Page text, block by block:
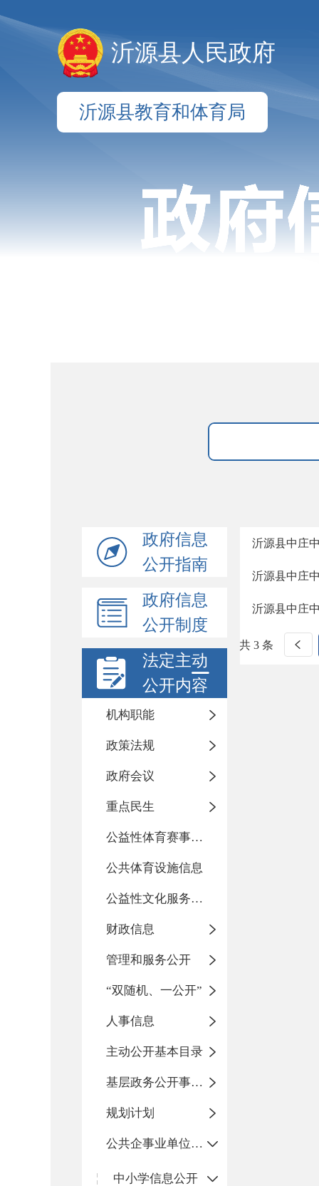
沂源县人民政府
沂源县教育和体育局
政府信息
公开指南
政府信息
公开制度
法定主动
公开内容
机构职能
政策法规
政府会议
重点民生
公益性体育赛事活动
公共体育设施信息
公益性文化服务活动
财政信息
管理和服务公开
“双随机、一公开”
人事信息
主动公开基本目录
基层政务公开事项标准目录
规划计划
公共企事业单位信息公开
中小学信息公开
沂源县中庄
沂源县中庄
沂源县中庄
共 3 条